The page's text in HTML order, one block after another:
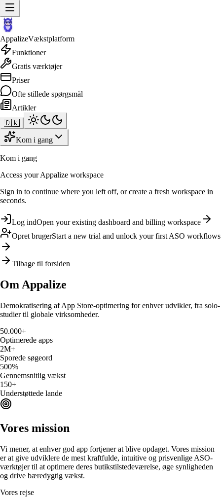
AppalizeVækstplatform
Funktioner
Gratis værktøjer
Priser
Ofte stillede spørgsmål
Artikler
🇩🇰
Kom i gang
Kom i gang
Access your Appalize workspace
Sign in to continue where you left off, or create a fresh workspace in
seconds.
Log indOpen your existing dashboard and billing workspace
Opret brugerStart a new trial and unlock your first ASO workflows
Tilbage til forsiden
Om Appalize
Demokratisering af App Store-optimering for enhver udvikler, fra solo-
studier til globale virksomheder.
50.000+
Optimerede apps
2M+
Sporede søgeord
500%
Gennemsnitlig vækst
150+
Understøttede lande
Vores mission
Vi mener, at enhver god app fortjener at blive opdaget. Vores mission
er at give udviklere de mest kraftfulde, intuitive og prisvenlige ASO-
værktøjer til at optimere deres butikstilstedeværelse, øge synligheden
og drive bæredygtig vækst.
Vores rejse